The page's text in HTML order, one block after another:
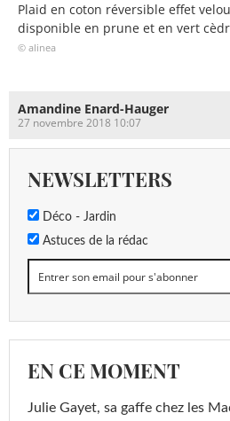
Plaid en coton réversible effet
disponible en prune et en vert
© alinea
Amandine Enard-Hauger
27 novembre 2018 10:07
NEWSLETTERS
Déco - Jardin
Astuces de la rédac
EN CE MOMENT
Julie Gayet, sa gaffe chez les